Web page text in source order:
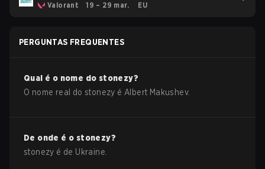
Valorant 19 – 29 mar. EU
PERGUNTAS FREQUENTES
Qual é o nome do stonezy?
O nome real dostonezy é Albert Makushev.
De onde é o stonezy?
stonezy é de Ukraine